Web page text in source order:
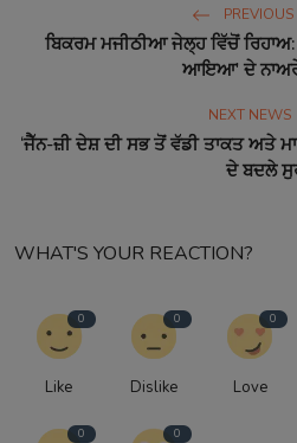
ਬਿਕਰਮ ਮਜੀਠੀਆ ਜੇਲ੍ਹ ਵਿੱਚੋਂ
ਆਇਆ' ਦੇ
NEXT NEWS
‘ਜੈੱਨ-ਜ਼ੀ ਦੇਸ਼ ਦੀ ਸਭ ਤੋਂ ਵੱਡੀ ਤਾਕਤ ਅਤੇ
ਦੇ ਬਦਲੇ
WHAT'S YOUR REACTION?
0
Like
0
Dislike
0
Love
0 0